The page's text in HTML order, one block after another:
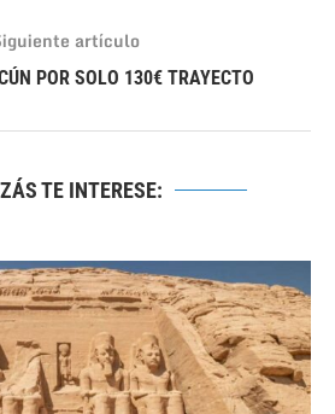
artículo
POR SOLO 130€ TRAYECTO
TE INTERESE: